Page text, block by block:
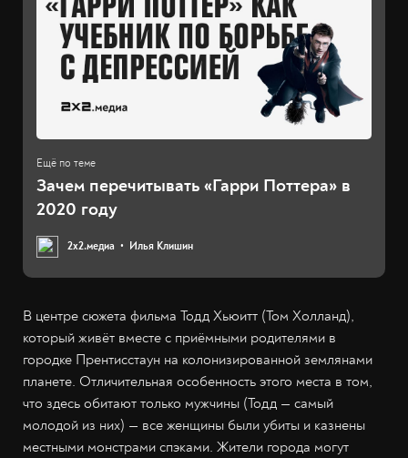
Зачем перечитывать «Гарри Поттера» в
2020 году
2х2.медиа Илья Клишин
В центре сюжета фильма Тодд Хьюитт (Том Холланд),
который живёт вместе с приёмными родителями в
городке Прентисстаун на колонизированной землянами
планете. Отличительная особенность этого места в том,
что здесь обитают только мужчины (Тодд — самый
молодой из них) — все женщины были убиты и казнены
местными монстрами спэками. Жители города могут